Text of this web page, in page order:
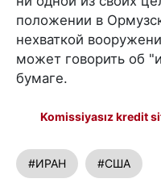
положении в
нехваткой
может говорить об
бумаге.
Komissiyasız kredit
#ИРАН #США